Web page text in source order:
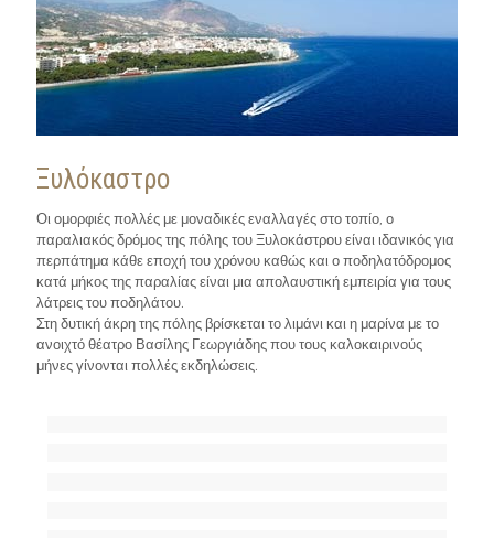
Ξυλόκαστρο
Οι ομορφιές πολλές με μοναδικές εναλλαγές στο τοπίο, ο
παραλιακός δρόμος της πόλης του Ξυλοκάστρου είναι ιδανικός για
περπάτημα κάθε εποχή του χρόνου καθώς και ο ποδηλατόδρομος
κατά μήκος της παραλίας είναι μια απολαυστική εμπειρία για τους
λάτρεις του ποδηλάτου.
Στη δυτική άκρη της πόλης βρίσκεται το λιμάνι και η μαρίνα με το
ανοιχτό θέατρο Βασίλης Γεωργιάδης που τους καλοκαιρινούς
μήνες γίνονται πολλές εκδηλώσεις.